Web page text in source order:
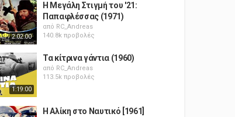
2:02:00
Η Μεγάλη Στιγμή του '21:
Παπαφλέσσας (1971)
από RC_Andreas
140.8k προβολές
1:19:00
Τα κίτρινα γάντια (1960)
από RC_Andreas
113.5k προβολές
Η Αλίκη στο Ναυτικό [1961]